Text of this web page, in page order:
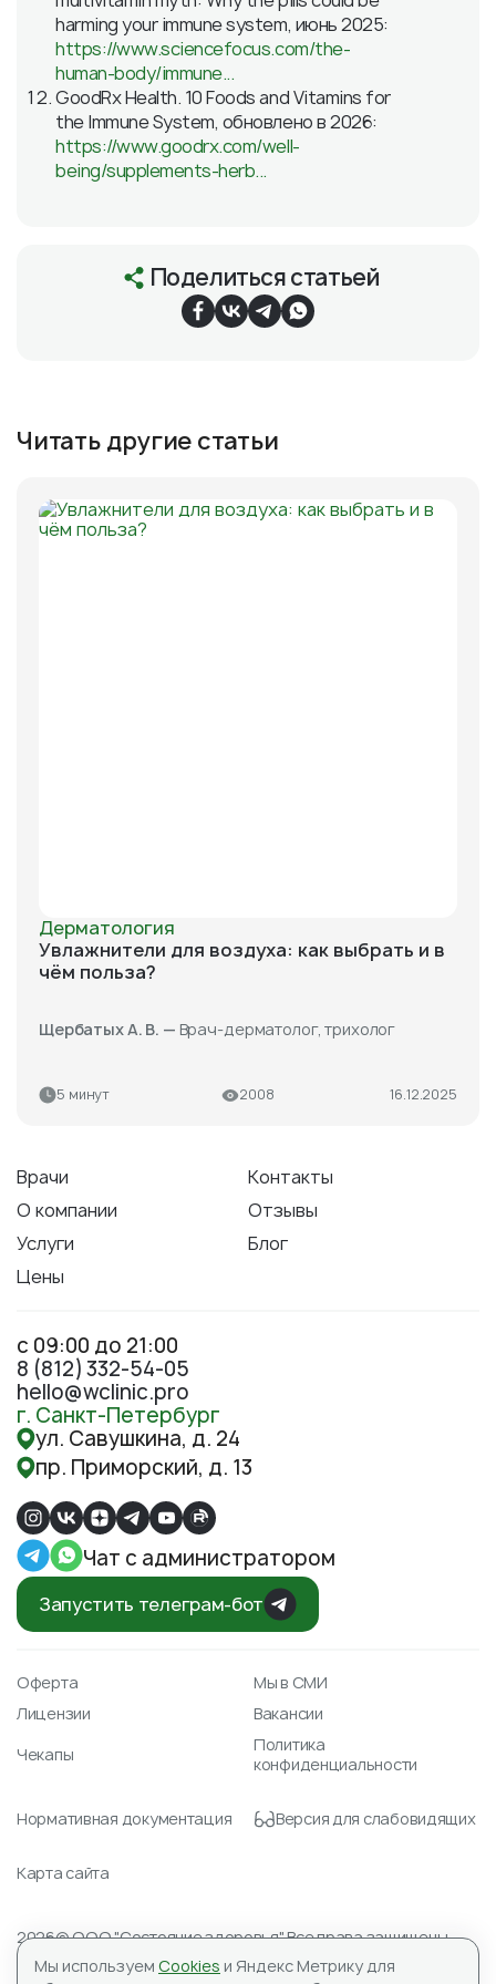
harming your immune system, июнь 2025:
https://www.sciencefocus.com/the-
human-body/immune...
GoodRx Health. 10 Foods and Vitamins for
the Immune System, обновлено в 2026:
https://www.goodrx.com/well-
being/supplements-herb...
Поделиться статьей
Читать другие статьи
Дерматология
Увлажнители для воздуха: как выбрать и в
чём польза?
Щербатых А. В. — Врач-дерматолог, трихолог
5 минут 2008 16.12.2025
Врачи
Контакты
О компании
Отзывы
Услуги
Блог
Цены
с 09:00 до 21:00
8 (812) 332-54-05
hello@wclinic.pro
г. Санкт-Петербург
ул. Савушкина, д. 24
пр. Приморский, д. 13
Чат с администратором
Запустить телеграм-бот
2026© ООО "Состояние здоровья" Все права защищены.
Лицензия № Л041-01148-78/00351488 от 23.04.2021
ИНН 7804590151, ОГРН 1177847059345
Оферта
Мы в СМИ
Лицензии
Вакансии
Чекапы
Политика
конфиденциальности
Нормативная документация Версия для слабовидящих
Карта сайта
Мы используем Cookies и Яндекс Метрику для